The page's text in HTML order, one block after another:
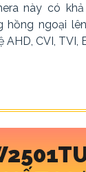
này có
hồng ngoại
AHD, CVI, TVI,